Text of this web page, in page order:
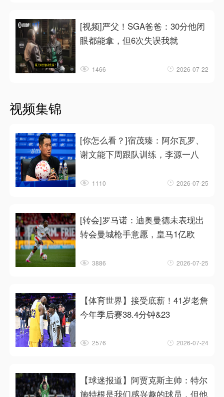
[视频]严父！SGA爸爸：30分他闭
眼都能拿，但6次失误我就
1466 2026-07-22
视频集锦
[你怎么看？]宿茂臻：阿尔瓦罗、
谢文能下周跟队训练，李源一八
1110 2026-07-25
[转会]罗马诺：迪奥曼德未表现出
转会曼城枪手意愿，皇马1亿欧
3886 2026-07-25
【体育世界】接受底薪！41岁老詹
今年季后赛38.4分钟&23
2576 2026-07-24
【球迷报道】阿贾克斯主帅：特尔
施特根是我们感兴趣的球员，但他